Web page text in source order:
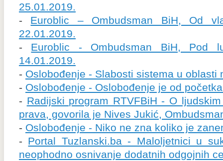
25.01.2019.
- Euroblic – Ombudsman BiH, Od
22.01.2019.
- Euroblic - Ombudsman BiH, Pod
14.01.2019.
- Oslobođenje - Slabosti sistema u oblasti
- Oslobođenje - Oslobođenje je od
- Radijski program RTVFBiH - O
prava, govorila je Nives Jukić,
- Oslobođenje - Niko ne zna koliko je
- Portal Tuzlanski.ba - Maloljetnici u
neophodno osnivanje dodatnih odgojnih